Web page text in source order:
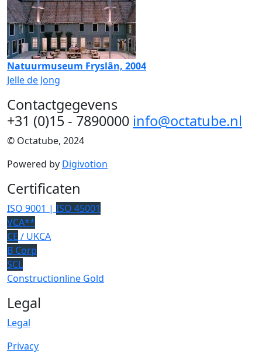
Natuurmuseum Fryslân, 2004
Jelle de Jong
Contactgegevens
+31 (0)15 - 7890000 info@octatube.nl
© Octatube, 2024
Powered by Digivotion
Certificaten
ISO 9001 | ISO 45001
VCA**
CE / UKCA
B Corp
SCL
Constructionline Gold
Legal
Legal
Privacy